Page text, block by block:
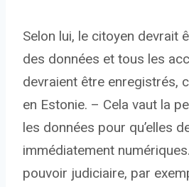
Selon lui, le citoyen devrait
des données et tous les
devraient être enregistrés,
en Estonie. – Cela vaut la
les données pour qu’elles
immédiatement
pouvoir judiciaire, par